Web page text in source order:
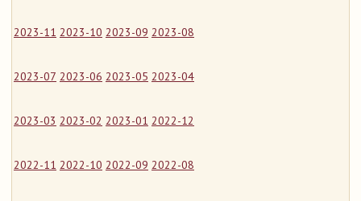
2023-11 2023-10 2023-09 2023-08
2023-07 2023-06 2023-05 2023-04
2023-03 2023-02 2023-01 2022-12
2022-11 2022-10 2022-09 2022-08